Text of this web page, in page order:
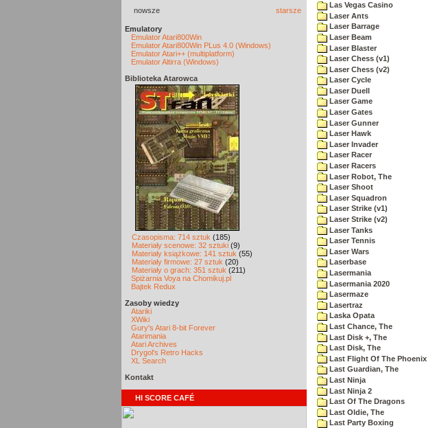
nowsze starsze
Emulatory
Emulator Atari800Win
Emulator Atari800Win PLus 4.0 (Windows)
Emulator Atari++ (multiplatform)
Emulator Altirra (Windows)
Biblioteka Atarowca
Czasopisma: 714 sztuk (185)
Materiały scenowe: 32 sztuki (9)
Materiały książkowe: 141 sztuk (55)
Materiały firmowe: 27 sztuk (20)
Materiały o grach: 351 sztuk (211)
Spiżarnia Voya na Chomikuj.pl
Bajtek Redux
Zasoby wiedzy
Atariki
XWiki
Gury's Atari 8-bit Forever
Atarimania
Atari Archives
Drygol's Retro Hacks
XL Search
Kontakt
HI SCORE CAFÉ
Las Vegas Casino
Laser Ants
Laser Barrage
Laser Beam
Laser Blaster
Laser Chess (v1)
Laser Chess (v2)
Laser Cycle
Laser Duell
Laser Game
Laser Gates
Laser Gunner
Laser Hawk
Laser Invader
Laser Racer
Laser Racers
Laser Robot, The
Laser Shoot
Laser Squadron
Laser Strike (v1)
Laser Strike (v2)
Laser Tanks
Laser Tennis
Laser Wars
Laserbase
Lasermania
Lasermania 2020
Lasermaze
Lasertraz
Laska Opata
Last Chance, The
Last Disk +, The
Last Disk, The
Last Flight Of The Phoenix
Last Guardian, The
Last Ninja
Last Ninja 2
Last Of The Dragons
Last Oldie, The
Last Party Boxing